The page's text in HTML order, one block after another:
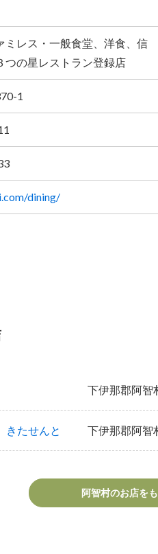
ミレス・一般食堂、洋食、信
つの星レストラン登録店
1
dining/
下伊那郡阿智
たせんと 下伊那郡阿智
阿智村のお店を